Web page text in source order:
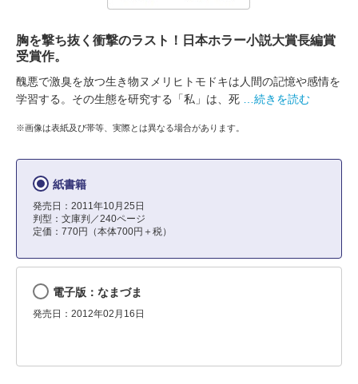
胸を撃ち抜く衝撃のラスト！日本ホラー小説大賞長編賞
受賞作。
醜悪で激臭を放つ生き物ヌメリヒトモドキは人間の記憶や感情を
学習する。その生態を研究する「私」は、死
…続きを読む
※画像は表紙及び帯等、実際とは異なる場合があります。
紙書籍
発売日：2011年10月25日
判型：文庫判／240ページ
定価：770円（本体700円＋税）
電子版：なまづま
発売日：2012年02月16日